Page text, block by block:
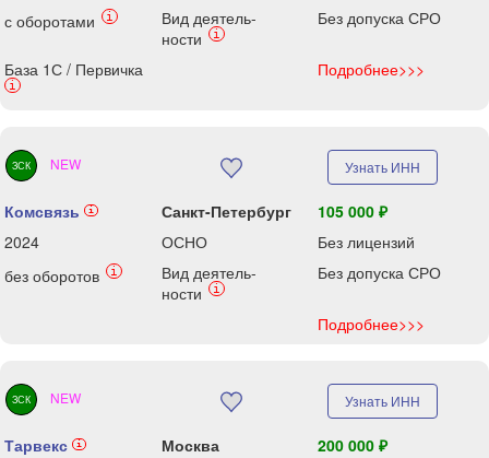
с оборотами
i
Вид деятель-
ности
i
Без допуска СРО
База 1С / Первичка
i
Подробнее>>>
ЗСК NEW Узнать ИНН
Комсвязь i Санкт-Петербург
105 000 ₽
2024
ОСНО
Без лицензий
без оборотов
i
Вид деятель-
ности
i
Без допуска СРО
Подробнее>>>
ЗСК NEW Узнать ИНН
Тарвекс i Москва
200 000 ₽